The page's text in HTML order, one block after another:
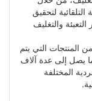
لتحقيق
والتغليف
المنتجات التي يتم
يصل إلى عدة آلاف
المختلفة